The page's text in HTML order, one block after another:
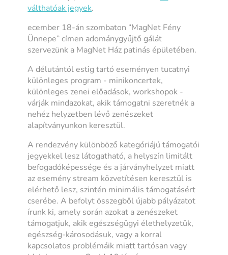
válthatóak jegyek.
ecember 18-án szombaton “MagNet Fény
Ünnepe” címen adománygyűjtő gálát
szervezünk a MagNet Ház patinás épületében.
A délutántól estig tartó eseményen tucatnyi
különleges program - minikoncertek,
különleges zenei előadások, workshopok -
várják mindazokat, akik támogatni szeretnék a
nehéz helyzetben lévő zenészeket
alapítványunkon keresztül.
A rendezvény különböző kategóriájú támogatói
jegyekkel lesz látogatható, a helyszín limitált
befogadóképessége és a járványhelyzet miatt
az esemény stream közvetítésen keresztül is
elérhető lesz, szintén minimális támogatásért
cserébe. A befolyt összegből újabb pályázatot
írunk ki, amely során azokat a zenészeket
támogatjuk, akik egészségügyi élethelyzetük,
egészség-károsodásuk, vagy a korral
kapcsolatos problémáik miatt tartósan vagy